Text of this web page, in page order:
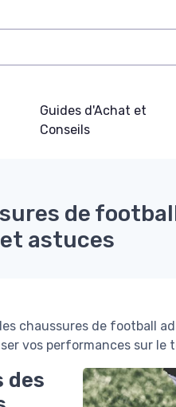
Guides d'Achat et
Conseils
de
astuces
chaussures de football
vos performances sur le
des